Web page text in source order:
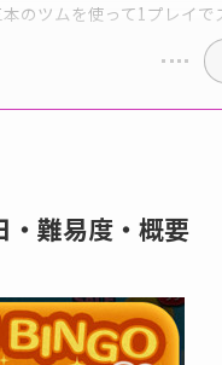
のツムを使って1プレイで
・難易度・概要